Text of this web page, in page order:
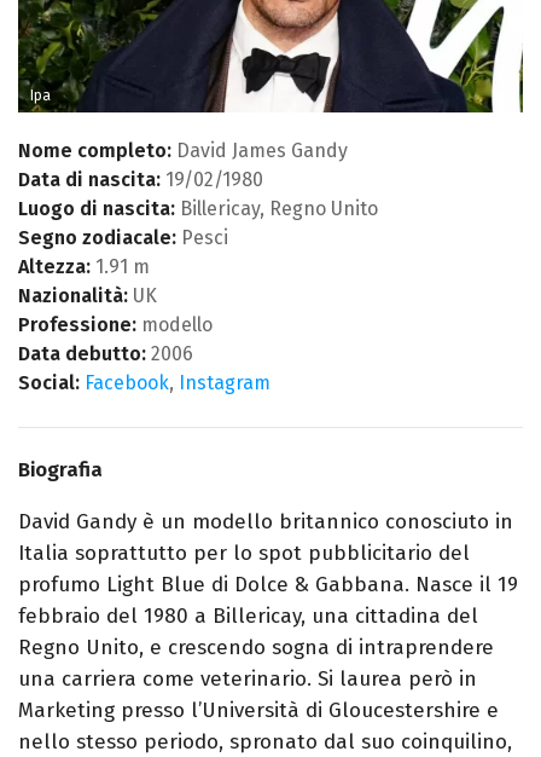
Ipa
Nome completo: David James Gandy
Data di nascita: 19/02/1980
Luogo di nascita: Billericay, Regno Unito
Segno zodiacale: Pesci
Altezza: 1.91 m
Nazionalità: UK
Professione: modello
Data debutto: 2006
Social: Facebook, Instagram
Biografia
David Gandy è un modello britannico conosciuto in
Italia soprattutto per lo spot pubblicitario del
profumo Light Blue di Dolce & Gabbana. Nasce il 19
febbraio del 1980 a Billericay, una cittadina del
Regno Unito, e crescendo sogna di intraprendere
una carriera come veterinario. Si laurea però in
Marketing presso l’Università di Gloucestershire e
nello stesso periodo, spronato dal suo coinquilino,